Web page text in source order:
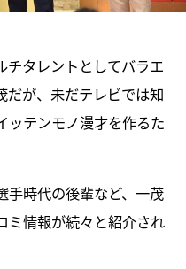
チタレントとしてバラエ
だが、未だテレビでは知
ッテンモノ漫才を作るた
手時代の後輩など、一茂
ミ情報が続々と紹介され